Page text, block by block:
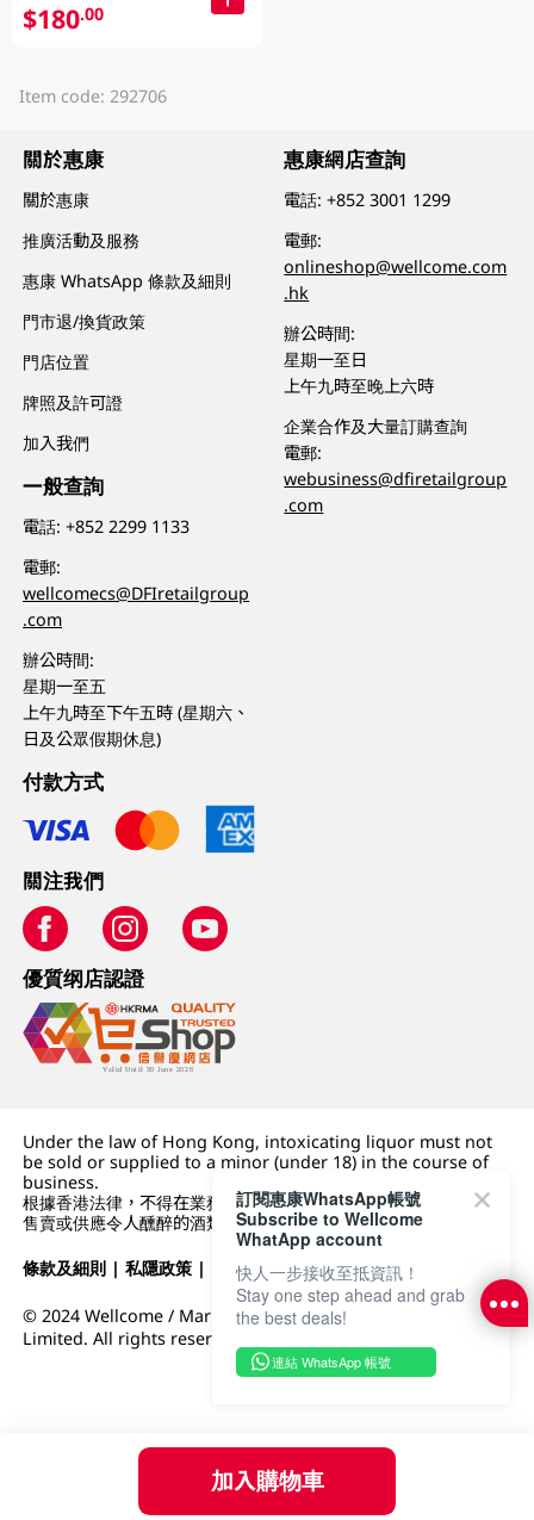
加入購物車
$180.00
Item code: 292706
關於惠康
關於惠康
推廣活動及服務
惠康 WhatsApp 條款及細則
門市退/換貨政策
門店位置
牌照及許可證
加入我們
一般查詢
電話:+852 2299 1133
電郵:
wellcomecs@DFIretailgroup
.com
辦公時間:
星期一至五
上午九時至下午五時 (星期六、
日及公眾假期休息)
惠康網店查詢
電話:+852 3001 1299
電郵:
onlineshop@wellcome.com
.hk
辦公時間:
星期一至日
上午九時至晚上六時
企業合作及大量訂購查詢
電郵:
webusiness@dfiretailgroup
.com
付款方式
關注我們
優質纲店認證
Under the law of Hong Kong, intoxicating liquor must not
be sold or supplied to a minor (under 18) in the course of
business.
根據香港法律，不得在業務過程中，向未成年人 (18 歲以下人士)
售賣或供應令人醺醉的酒類。
條款及細則 |私隱政策 | DFI零售集團
© 2024 Wellcome / Market Place. The Dairy Farm Company
Limited. All rights reserved.
訂閱惠康WhatsApp帳號
Subscribe to Wellcome
WhatApp account
快人一步接收至抵資訊！
Stay one step ahead and grab
the best deals!
連結 WhatsApp 帳號